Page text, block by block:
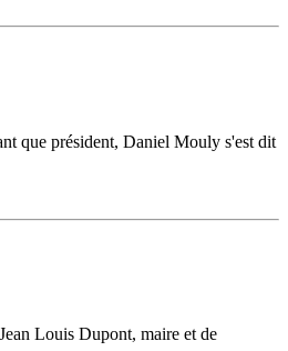
que président, Daniel Mouly s'est dit
Louis Dupont, maire et de